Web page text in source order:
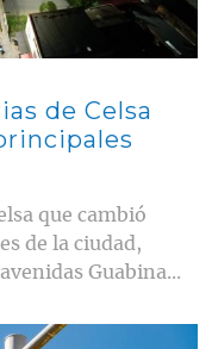
de Celsa
que cambió
de la ciudad,
Guabina...